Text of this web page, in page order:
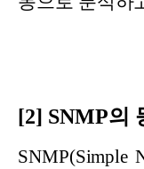
[2] SNMP의
SNMP(Simple